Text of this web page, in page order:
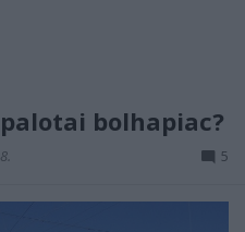
bolhapiac?
5